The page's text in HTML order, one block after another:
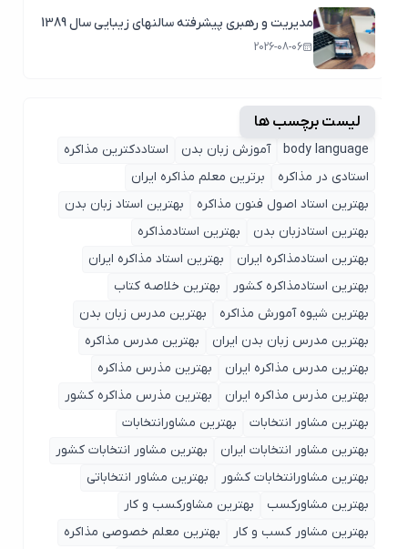
مدیریت و رهبری پیشرفته سالنهای زیبایی سال 1389
2026-08-06
لیست برچسب ها
body language آموزش زبان بدن
استاددکترین مذاکره
استادی در مذاکره
برترین معلم مذاکره ایران
بهترین استاد اصول ‌فنون مذاکره
بهترین استاد زبان بدن
بهترین استادزبان بدن
بهترین استادمذاکره
بهترین استادمذاکره ایران
بهترین استاد مذاکره ایران
بهترین استادمذاکره کشور
بهترین خلاصه کتاب
بهترین شیوه آمورش مذاکره
بهترین مدرس زبان بدن
بهترین مدرس زبان بدن ایران
بهترین مدرس مذاکره
بهترین مدرس مذاکره ایران
بهترین مذرس مذاکره
بهترین مذرس مذاکره ایران
بهترین مذرس مذاکره کشور
بهترین مشاور انتخابات
بهترین مشاورانتخابات
بهترین مشاور انتخابات ایران
بهترین مشاور انتخابات کشور
بهترین مشاورانتخابات کشور
بهترین مشاور انتخاباتی
بهترین مشاورکسب
بهترین مشاورکسب و کار
بهترین مشاور کسب و کار
بهترین معلم خصوصی مذاکره